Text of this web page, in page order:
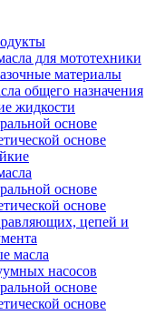
для мототехники
материалы
общего назначения
жидкости
основе
основе
основе
основе
цепей и
масла
насосов
основе
основе